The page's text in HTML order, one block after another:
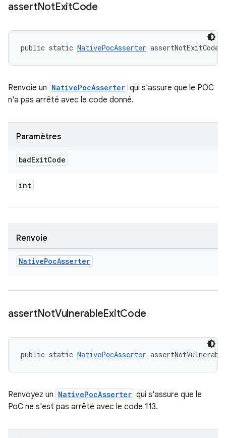
assertNotExitCode
public static NativePocAsserter
Renvoie un NativePocAsserter qui s'assure que le POC
n'a pas arrêté avec le code donné.
Paramètres
badExitCode
int
Renvoie
NativePocAsserter
assertNotVulnerableExitCode
public static NativePocAsserter
Renvoyez un NativePocAsserter qui s'assure que le
PoC ne s'est pas arrêté avec le code 113.